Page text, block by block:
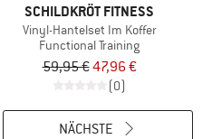
SCHILDKRÖT FITNESS
Vinyl-Hantelset Im Koffer
Functional Training
59,95 €47,96 €
(0)
NÄCHSTE